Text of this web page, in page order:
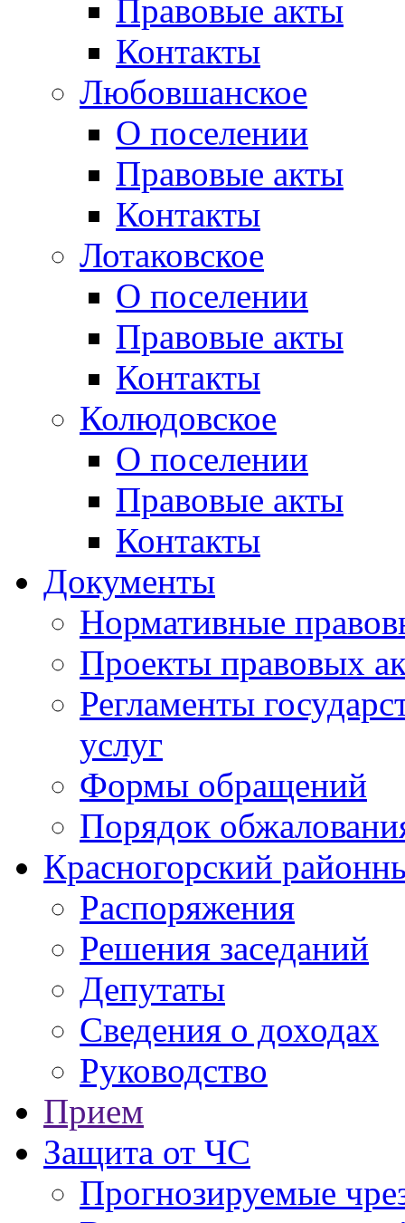
Правовые акты
Контакты
Любовшанское
О поселении
Правовые акты
Контакты
Лотаковское
О поселении
Правовые акты
Контакты
Колюдовское
О поселении
Правовые акты
Контакты
Документы
Нормативные
Проекты правовых
Регламенты
услуг
Формы обращений
Порядок
Красногорский
Распоряжения
Решения заседаний
Депутаты
Сведения о доходах
Руководство
Прием
Защита от ЧС
Прогнозируемые